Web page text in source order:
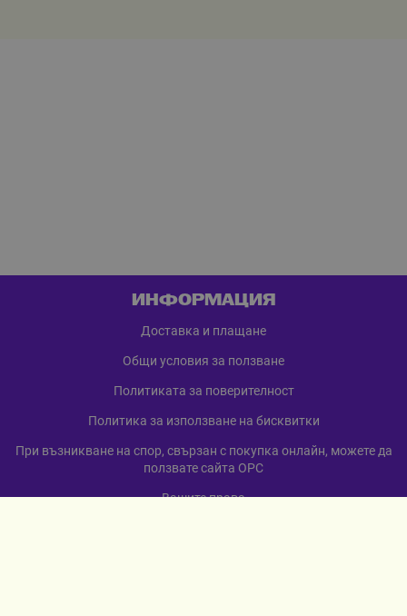
ИНФОРМАЦИЯ
Доставка и плащане
Общи условия за ползване
Политиката за поверителност
Политика за използване на бисквитки
При възникване на спор, свързан с покупка онлайн, можете да
ползвате сайта ОРС
Вашите права